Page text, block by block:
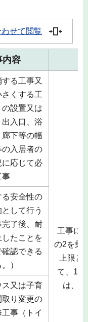
せて閲覧
内容
る工事又
くする工
設置又は
入口、浴
下等の幅
入居者の
応じて必
事
工事に
の2を乗
上限
て、1
は、
安全性の
して行う
完了後、耐
たことを
認できる
）
ス又は子育
取り変更の
事（トイ